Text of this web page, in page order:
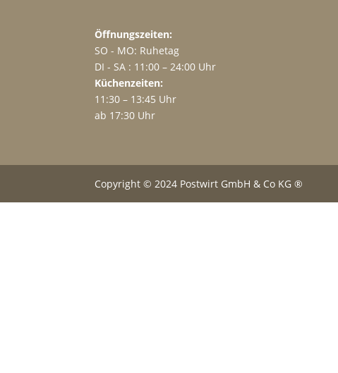
Öffnungszeiten:
SO - MO: Ruhetag
DI - SA : 11:00 – 24:00 Uhr
Küchenzeiten:
11:30 – 13:45 Uhr
ab 17:30 Uhr
Copyright © 2024 Postwirt GmbH & Co KG ®